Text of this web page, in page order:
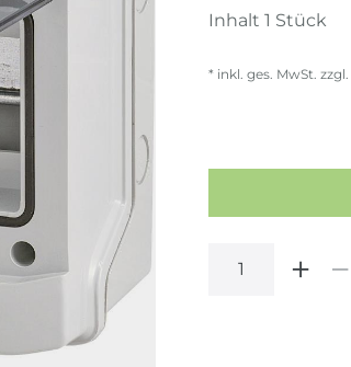
Inhalt 1 Stück
* inkl. ges. MwSt. zzgl.